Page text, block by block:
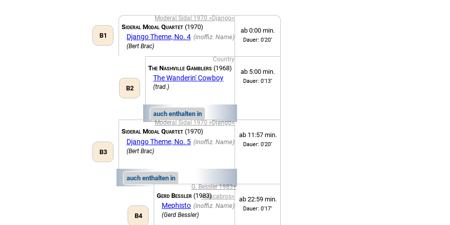
B1
Moderal Sidal 1970 »Django«
Sideral Modal Quartet (1970)
Django Theme, No. 4
(Bert Brac)
ab 0:00 min.
Dauer: 0'20''
B2
Country
The Nashville Gamblers (1968)
The Wanderin' Cowboy
(trad.)
auch enthalten in
ab 5:00 min.
Dauer: 0'13''
B3
Moderal Sidal 1970 »Django«
Sideral Modal Quartet (1970)
Django Theme, No. 5
(Bert Brac)
auch enthalten in
ab 11:57 min.
Dauer: 0'20''
B4
G. Bessler 1983+
»Macabros«
Gerd Bessler (1983)
Mephisto
(Gerd Bessler)
ab 22:59 min.
Dauer: 0'17''